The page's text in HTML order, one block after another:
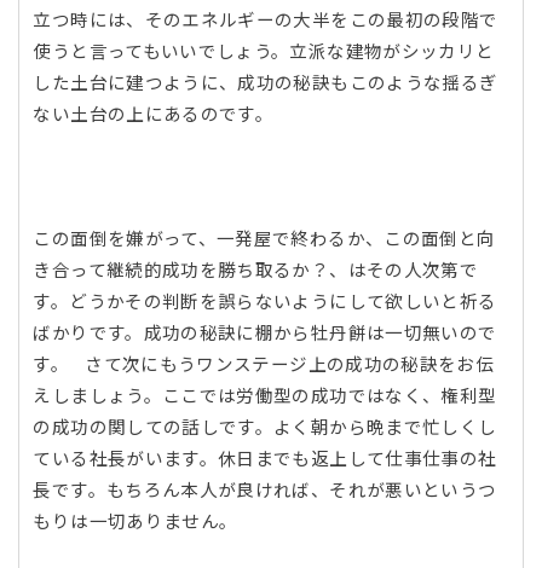
立つ時には、そのエネルギーの大半をこの最初の段階で
使うと言ってもいいでしょう。立派な建物がシッカリと
した土台に建つように、成功の秘訣もこのような揺るぎ
ない土台の上にあるのです。
この面倒を嫌がって、一発屋で終わるか、この面倒と向
き合って継続的成功を勝ち取るか？、はその人次第で
す。どうかその判断を誤らないようにして欲しいと祈る
ばかりです。成功の秘訣に棚から牡丹餅は一切無いので
す。 さて次にもうワンステージ上の成功の秘訣をお伝
えしましょう。ここでは労働型の成功ではなく、権利型
の成功の関しての話しです。よく朝から晩まで忙しくし
ている社長がいます。休日までも返上して仕事仕事の社
長です。もちろん本人が良ければ、それが悪いというつ
もりは一切ありません。